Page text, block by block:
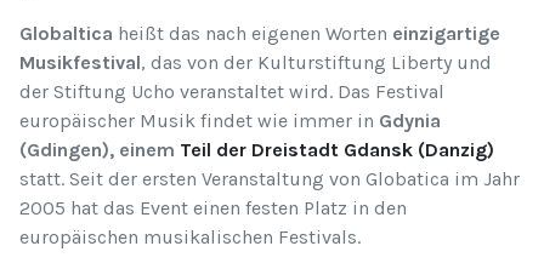
Globaltica heißt das nach eigenen Worten einzigartige
Musikfestival, das von der Kulturstiftung Liberty und
der Stiftung Ucho veranstaltet wird. Das Festival
europäischer Musik findet wie immer in Gdynia
(Gdingen), einem Teil der Dreistadt Gdansk (Danzig)
statt. Seit der ersten Veranstaltung von Globatica im Jahr
2005 hat das Event einen festen Platz in den
europäischen musikalischen Festivals.